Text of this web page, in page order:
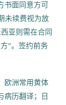
书面同意方可
未续费视为放
亚则需在合同
”。签约前务
欧洲常用黄体
病历翻译；日